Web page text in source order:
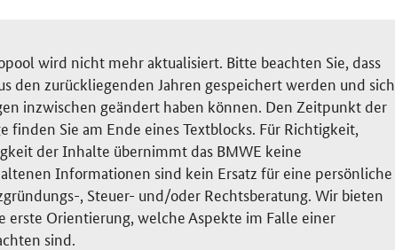
wird nicht mehr aktualisiert. Bitte beachten Sie, dass
den zurückliegenden Jahren gespeichert werden und sich
inzwischen geändert haben können. Den Zeitpunkt der
finden Sie am Ende eines Textblocks. Für Richtigkeit,
der Inhalte übernimmt das BMWE keine
Informationen sind kein Ersatz für eine persönliche
, Steuer- und/oder Rechtsberatung. Wir bieten
erste Orientierung, welche Aspekte im Falle einer
sind.